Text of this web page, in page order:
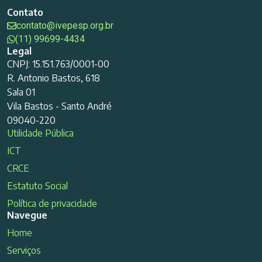
Contato
contato@ivepesp.org.br
(11) 99699-4434
Legal
CNPJ: 15.151.763/0001-00
R. Antonio Bastos, 618
Sala 01
Vila Bastos - Santo André
09040-220
Utilidade Pública
ICT
CRCE
Estatuto Social
Política de privacidade
Navegue
Home
Serviços